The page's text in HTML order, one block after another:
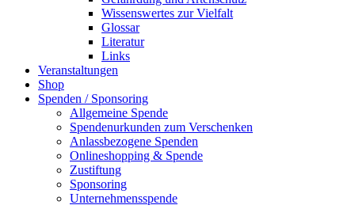
Wissenswertes zur Vielfalt
Glossar
Literatur
Links
Veranstaltungen
Shop
Spenden / Sponsoring
Allgemeine Spende
Spendenurkunden zum Verschenken
Anlassbezogene Spenden
Onlineshopping & Spende
Zustiftung
Sponsoring
Unternehmensspende